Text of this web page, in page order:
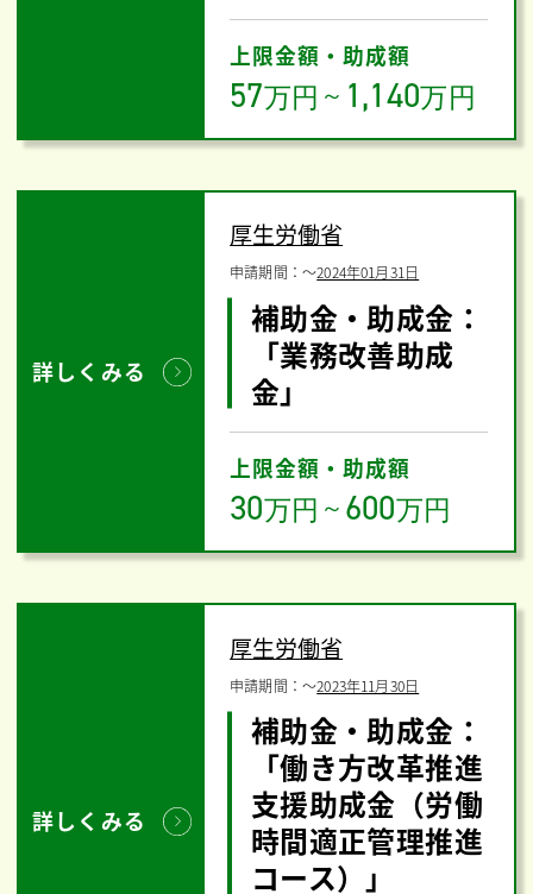
上限金額・助成額
57万円 ～ 1,140万円
詳しくみる
厚生労働省
申請期間：〜2024年01月31日
補助金・助成金：
「業務改善助成
金」
上限金額・助成額
30万円 ～ 600万円
詳しくみる
厚生労働省
申請期間：〜2023年11月30日
補助金・助成金：
「働き方改革推進
支援助成金（労働
時間適正管理推進
コース）」